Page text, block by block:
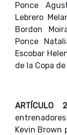
Ponce
Lebrero
Bordon
Ponce
Escobar
de la Copa
ARTÍCULO
Kevin Brown